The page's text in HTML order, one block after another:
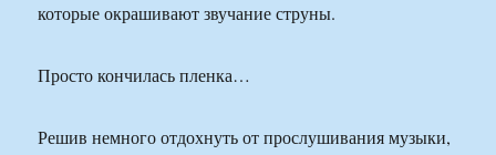
которые окрашивают звучание струны.
Просто кончилась пленка…
Решив немного отдохнуть от прослушивания музыки,